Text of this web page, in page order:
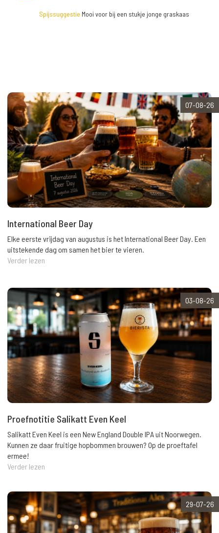
Spijssuggestie Mooi voor bij een stukje jonge graskaas
07-08-26
International Beer Day
Elke eerste vrijdag van augustus is het International Beer Day. Een
uitstekende dag om samen het bier te vieren.
Verder lezen
03-08-26
Proefnotitie Salikatt Even Keel
Salikatt Even Keel is een New England Double IPA uit Noorwegen.
Kunnen ze daar fruitige hopbommen brouwen? Op de proeftafel
ermee!
Verder lezen
29-07-26